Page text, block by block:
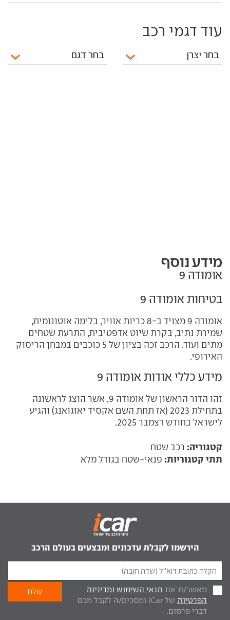
עוד דגמי רכב
מידע נוסף
אומודה 9
בטיחות אומודה 9
אומודה 9 מצויד ב-8 כריות אוויר, בלימה אוטונומית,
שמירת נתיב, בקרת שיוט אדפטיבית, התרעת שטחים
מתים ועוד. הרכב זכה בציון של 5 כוכבים במבחן הריסוק
האירופי.
מידע כללי אודות אומודה 9
זהו הדור הראשון של אומודה 9, אשר הוצג לראשונה
בתחילת 2023 (אז תחת השם אקסיד יאוגואנג) והגיע
לישראל בחודש דצמבר 2025.
קטגוריה: רכב שטח
תתי קטגוריות: פנאי-שטח בגודל מלא
הירשמו לקבלת עדכונים ומבצעים בעולם הרכב
מאשר/ת את תנאי השימוש ומדיניות
הפרטיות
של iCar ומסכים/ה לקבל מכם
דברי פרסום.